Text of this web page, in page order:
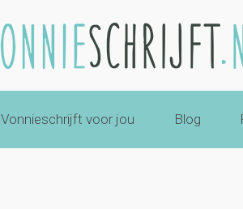
Vonnieschrijft voor jou Blog